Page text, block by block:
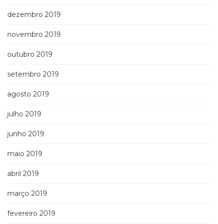
dezembro 2019
novembro 2019
outubro 2019
setembro 2019
agosto 2019
julho 2019
junho 2019
maio 2019
abril 2019
março 2019
fevereiro 2019